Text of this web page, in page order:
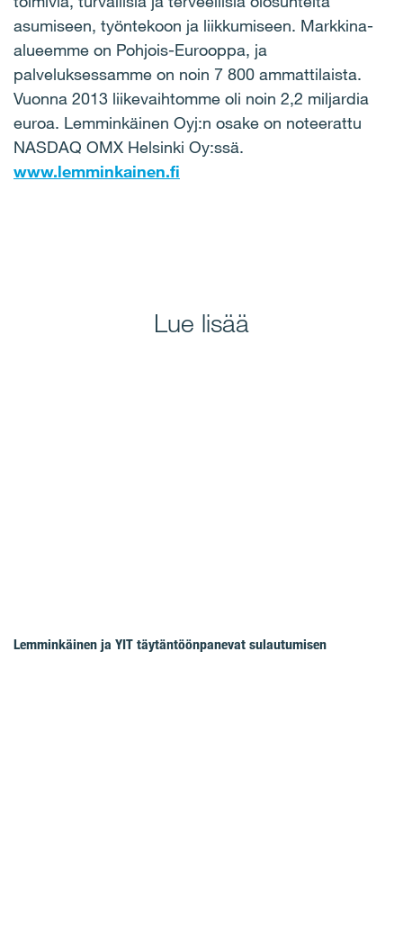
asumiseen, työntekoon ja liikkumiseen. Markkina-
alueemme on Pohjois-Eurooppa, ja
palveluksessamme on noin 7 800 ammattilaista.
Vuonna 2013 liikevaihtomme oli noin 2,2 miljardia
euroa. Lemminkäinen Oyj:n osake on noteerattu
NASDAQ OMX Helsinki Oy:ssä.
www.lemminkainen.fi
Lue lisää
Lemminkäinen ja YIT täytäntöönpanevat sulautumisen